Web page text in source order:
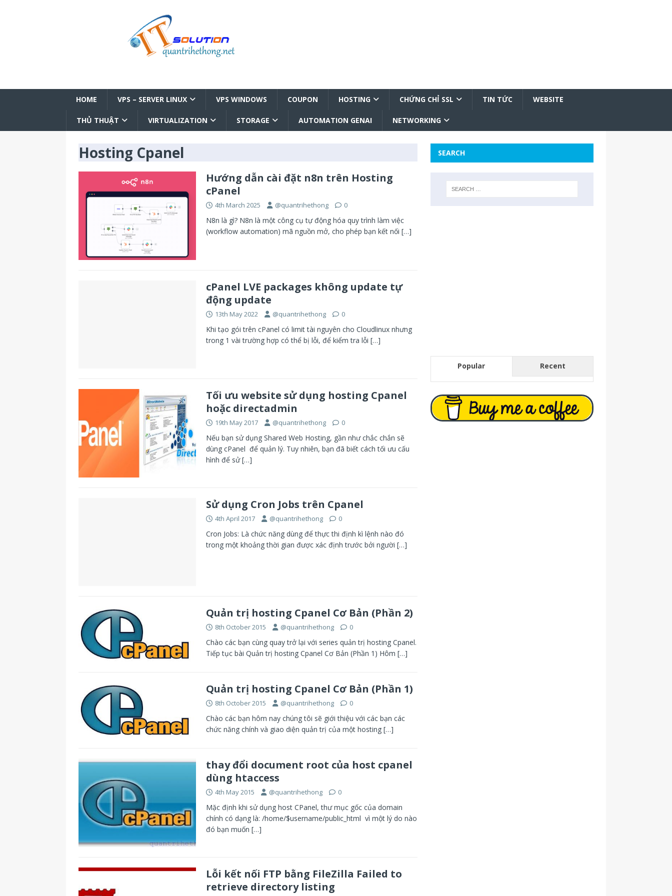
HOME VPS – SERVER LINUX VPS WINDOWS COUPON HOSTING CHỨNG CHỈ SSL TIN TỨC WEBSITE
THỦ THUẬT VIRTUALIZATION STORAGE AUTOMATION GENAI NETWORKING
Hosting Cpanel
Hướng dẫn cài đặt n8n trên Hosting
cPanel
4th March 2025 @quantrihethong 0
N8n là gì? N8n là một công cụ tự động hóa quy trình làm việc
(workflow automation) mã nguồn mở, cho phép bạn kết nối […]
cPanel LVE packages không update tự
động update
13th May 2022 @quantrihethong 0
Khi tạo gói trên cPanel có limit tài nguyên cho Cloudlinux nhưng
trong 1 vài trường hợp có thể bị lỗi, để kiểm tra lỗi […]
Tối ưu website sử dụng hosting Cpanel
hoặc directadmin
19th May 2017 @quantrihethong 0
Nếu bạn sử dụng Shared Web Hosting, gần như chắc chắn sẽ
dùng cPanel để quản lý. Tuy nhiên, bạn đã biết cách tối ưu cấu
hình để sử[…]
Sử dụng Cron Jobs trên Cpanel
4th April 2017 @quantrihethong 0
Cron Jobs: Là chức năng dùng để thực thi định kì lệnh nào đó
trong một khoảng thời gian được xác định trước bởi người […]
Quản trị hosting Cpanel Cơ Bản (Phần 2)
8th October 2015 @quantrihethong 0
Chào các bạn cùng quay trở lại với series quản trị hosting Cpanel.
Tiếp tục bài Quản trị hosting Cpanel Cơ Bản (Phần 1) Hôm […]
Quản trị hosting Cpanel Cơ Bản (Phần 1)
8th October 2015 @quantrihethong 0
Chào các bạn hôm nay chúng tôi sẽ giới thiệu với các bạn các
chức năng chính và giao diện quản trị của một hosting […]
thay đổi document root của host cpanel
dùng htaccess
4th May 2015 @quantrihethong 0
Mặc định khi sử dụng host CPanel, thư mục gốc của domain
chính có dạng là: /home/$username/public_html vì một lý do nào
đó bạn muốn […]
Lỗi kết nối FTP bằng FileZilla Failed to
retrieve directory listing
SEARCH
Popular Recent